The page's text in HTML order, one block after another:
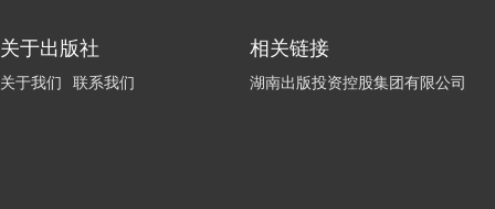
关于出版社
关于我们 联系我们
相关链接
湖南出版投资控股集团有限公司